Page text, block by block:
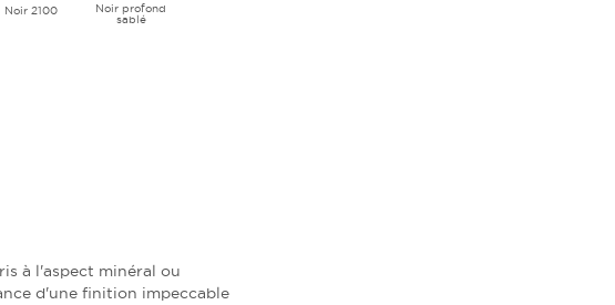
Noir 2100 Noir profond
sablé
à l'aspect minéral ou
d'une finition impeccable